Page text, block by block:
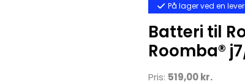
På lager ved en
Batteri til
Roomba®
Pris: 519,00 kr.